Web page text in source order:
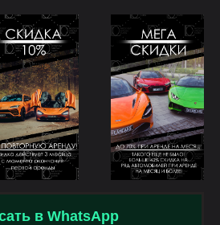
в WhatsApp